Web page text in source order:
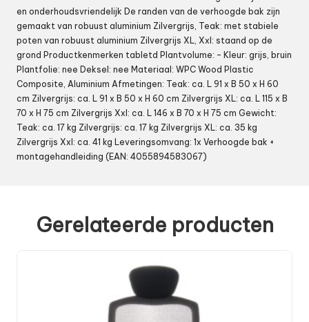
en onderhoudsvriendelijk De randen van de verhoogde bak zijn
gemaakt van robuust aluminium Zilvergrijs, Teak: met stabiele
poten van robuust aluminium Zilvergrijs XL, Xxl: staand op de
grond Productkenmerken tabletd Plantvolume: – Kleur: grijs, bruin
Plantfolie: nee Deksel: nee Materiaal: WPC Wood Plastic
Composite, Aluminium Afmetingen: Teak: ca. L 91 x B 50 x H 60
cm Zilvergrijs: ca. L 91 x B 50 x H 60 cm Zilvergrijs XL: ca. L 115 x B
70 x H 75 cm Zilvergrijs Xxl: ca. L 146 x B 70 x H 75 cm Gewicht:
Teak: ca. 17 kg Zilvergrijs: ca. 17 kg Zilvergrijs XL: ca. 35 kg
Zilvergrijs Xxl: ca. 41 kg Leveringsomvang: 1x Verhoogde bak +
montagehandleiding (EAN: 4055894583067)
Gerelateerde producten